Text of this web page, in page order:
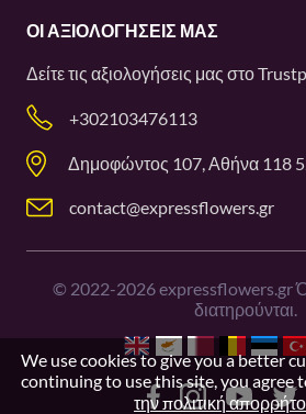
ΟΙ ΑΞΙΟΛΟΓΉΣΕΙΣ ΜΑΣ
Δείτε τις αξιολογήσεις μας στο
+302103476113
Δημοφώντος 107, Αθήνα 118
contact@expressflowers.gr
© 2022-2026expressflowers.gr
διατηρούνται.
We use cookies to give you a better
continuing to use this site, you agree
την πολιτική